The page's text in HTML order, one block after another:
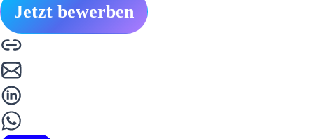
Jetzt bewerben